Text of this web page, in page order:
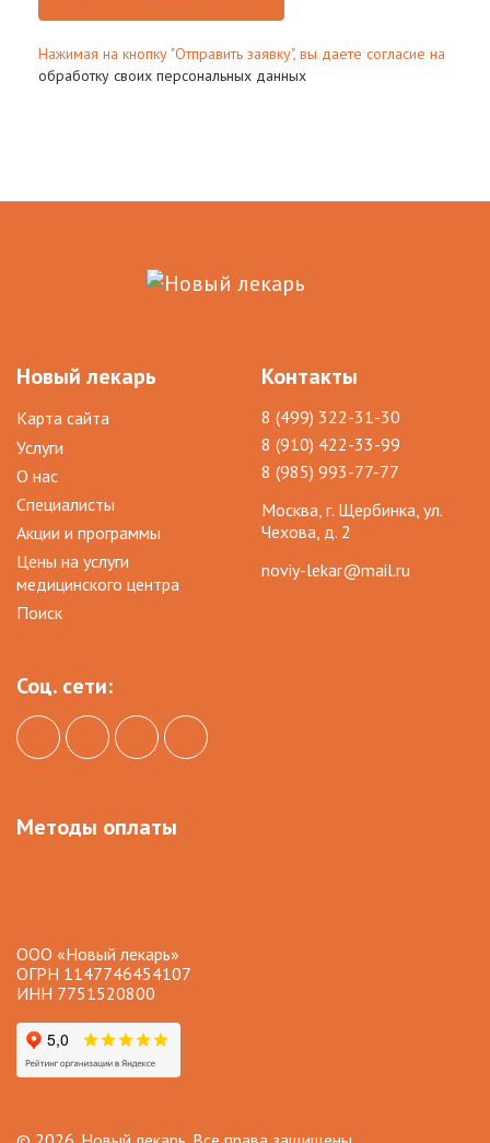
Нажимая на кнопку "Отправить заявку", вы даете согласие на
обработку своих персональных данных
Новый лекарь
Карта сайта
Услуги
О нас
Специалисты
Акции и программы
Цены на услуги
медицинского центра
Поиск
Контакты
8 (499) 322-31-30
8 (910) 422-33-99
8 (985) 993-77-77
Москва, г. Щербинка, ул.
Чехова, д. 2
noviy-lekar@mail.ru
Соц. сети:
Методы оплаты
ООО «Новый лекарь»
ОГРН 1147746454107
ИНН 7751520800